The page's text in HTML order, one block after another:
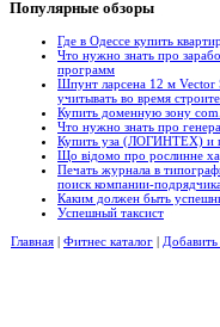
Популярные обзоры
Где в Одессе купить
Что нужно знать про
программ
Шпунт ларсена 12 м Vector
учитывать во время
Купить доменную зону
Что нужно знать про
Купить уза (ЛОГИНТЕХ) и
Що відомо про рослинне
Печать журнала в
поиск компании-
Каким должен быть
Успешный таксист
Главная | Фитнес каталог | Добавить